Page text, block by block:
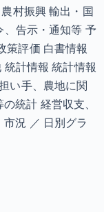
村振興 輸出・国
、告示・通知等 予
策評価 白書情報
統計情報 統計情報
い手、農地に関
統計 経営収支、
況 ／ 日別グラ